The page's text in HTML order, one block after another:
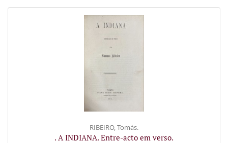
RIBEIRO, Tomás.
. A INDIANA. Entre-acto em verso.